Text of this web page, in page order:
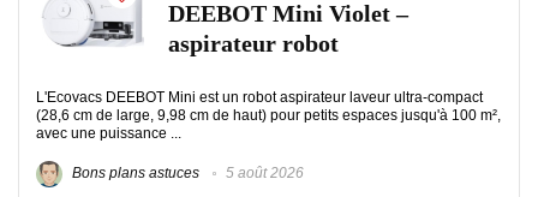
DEEBOT Mini Violet –
aspirateur robot
L'Ecovacs DEEBOT Mini est un robot aspirateur laveur ultra-compact
(28,6 cm de large, 9,98 cm de haut) pour petits espaces jusqu'à 100 m²,
avec une puissance ...
Bons plans astuces 5 août 2026